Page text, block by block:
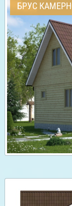
БРУС